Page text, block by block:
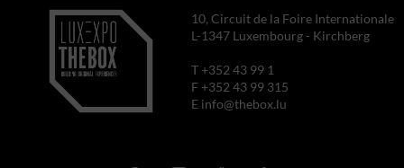
10, Circuit de la Foire Internationale
L-1347 Luxembourg - Kirchberg
T +352 43 99 1
F +352 43 99 315
E info@thebox.lu